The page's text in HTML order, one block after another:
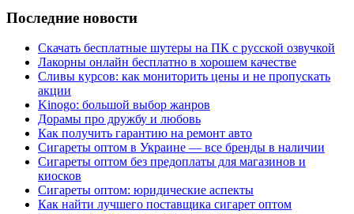
Последние новости
Скачать бесплатные шутеры на ПК с русской озвучкой
Лакорны онлайн бесплатно в хорошем качестве
Сливы курсов: как мониторить цены и не пропускать
акции
Kinogo: большой выбор жанров
Дорамы про дружбу и любовь
Как получить гарантию на ремонт авто
Сигареты оптом в Украине — все бренды в наличии
Сигареты оптом без предоплаты для магазинов и
киосков
Сигареты оптом: юридические аспекты
Как найти лучшего поставщика сигарет оптом